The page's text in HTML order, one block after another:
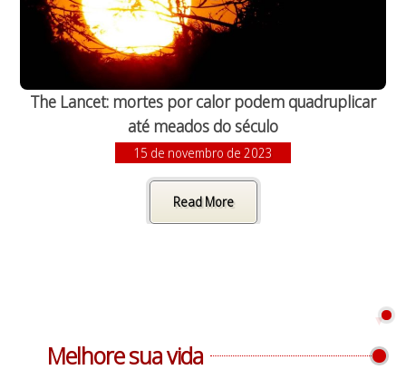
The Lancet: mortes por calor podem quadruplicar
até meados do século
15 de novembro de 2023
Read More
Melhore sua vida